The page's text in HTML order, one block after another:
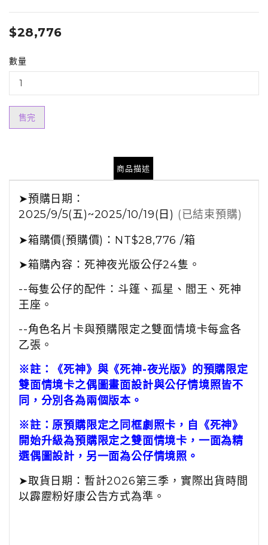
$28,776
數量
售完
商品描述
➤預購日期：
2025/9/5(五)~2025/10/19(日) (已結束預購)
➤箱購價(預購價)：NT$28,776 /箱
➤箱購內容：死神夜光版公仔24隻。
--每隻公仔的配件：斗篷、孤星、閻王、死神
王座。
--角色名片卡與預購限定之雙面情境卡每盒各
乙張。
※註：《死神》與《死神-夜光版》的預購限定
雙面情境卡之偶圖畫面設計與公仔情境照皆不
同，分別各為兩個版本。
※註：原預購限定之同框劇照卡，自《死神》
開始升級為預購限定之雙面情境卡，一面為精
選偶圖設計，另一面為公仔情境照。
➤取貨日期：暫計2026第三季，實際出貨時間
以霹靂粉好康公告方式為準。